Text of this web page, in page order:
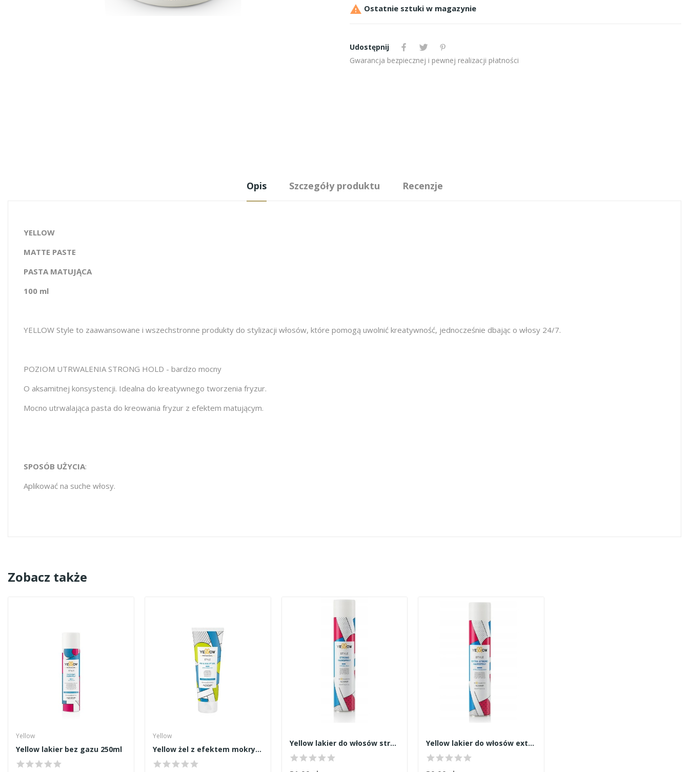
 Ostatnie sztuki w magazynie
Udostępnij
Gwarancja bezpiecznej i pewnej realizacji płatności
Opis Szczegóły produktu Recenzje
YELLOW
MATTE PASTE
PASTA MATUJĄCA
100 ml
YELLOW Style to zaawansowane i wszechstronne produkty do stylizacji włosów, które pomogą uwolnić kreatywność, jednocześnie dbając o włosy 24/7.
POZIOM UTRWALENIA STRONG HOLD - bardzo mocny
O aksamitnej konsystencji. Idealna do kreatywnego tworzenia fryzur.
Mocno utrwalająca pasta do kreowania fryzur z efektem matującym.
SPOSÓB UŻYCIA:
Aplikować na suche włosy.
Zobacz także
Yellow
Yellow lakier bez gazu 250ml
Yellow
Yellow żel z efektem mokrych włosów 250ml
Yellow lakier do włosów strong hold 500ml Yellow lakier do włosów extra strong hold 500ml